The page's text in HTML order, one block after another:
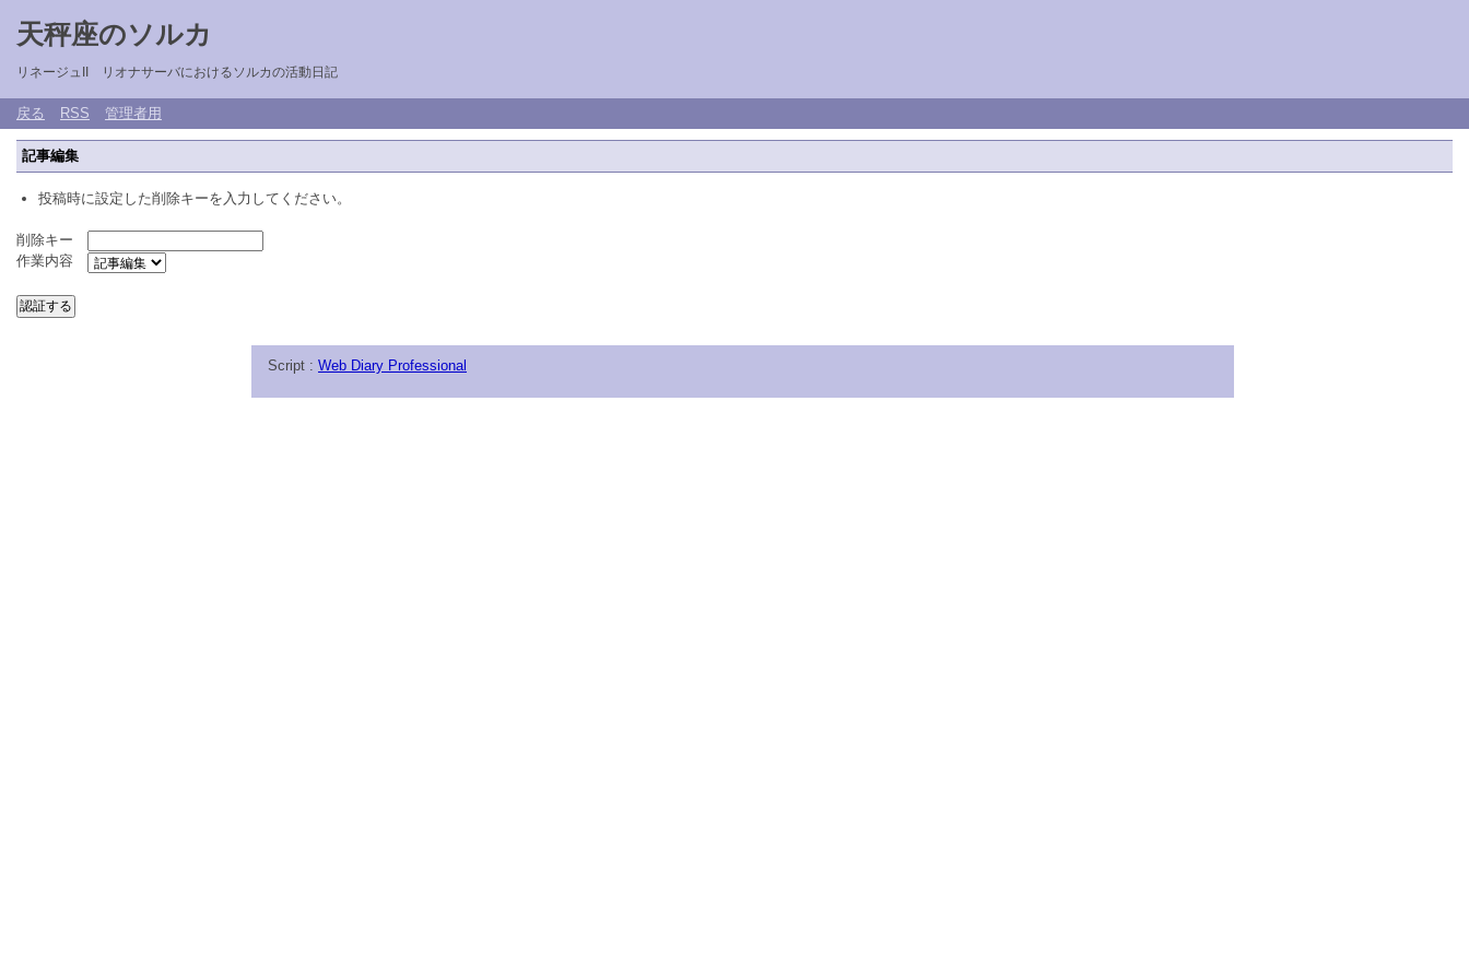
天秤座のソルカ
リネージュII リオナサーバにおけるソルカの活動日記
戻る RSS 管理者用
記事編集
投稿時に設定した削除キーを入力してください。
削除キー
作業内容
Script : Web Diary Professional